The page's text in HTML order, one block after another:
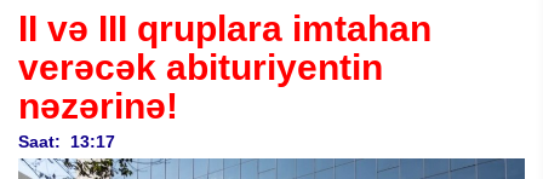
II və III qruplara imtahan
verəcək abituriyentin
nəzərinə!
Saat: 13:17